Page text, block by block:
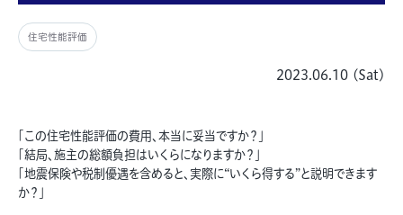
住宅性能評価
2023.06.10 (Sat)
「この住宅性能評価の費用、本当に妥当ですか？」
「結局、施主の総額負担はいくらになりますか？」
「地震保険や税制優遇を含めると、実際に“いくら得する”と説明できます
か？」